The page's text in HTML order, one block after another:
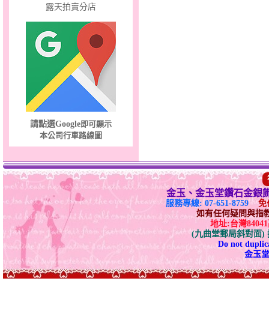
夢想幸福～男黃金戒指
露天拍賣分店
請點選Google即可顯示
本公司行車路線圖
金玉、金玉堂鑽石金銀
服務專線: 07-651-8759
免
如有任何疑問與指
地址:台灣
(九曲堂郵局斜對面)
Do not
金玉